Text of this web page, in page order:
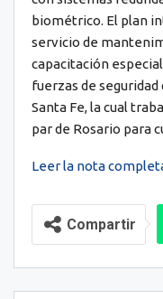
biométrico. El plan
servicio de
capacitación
fuerzas de
Santa Fe, la cual
par de Rosario para
Leer la nota
Compartir